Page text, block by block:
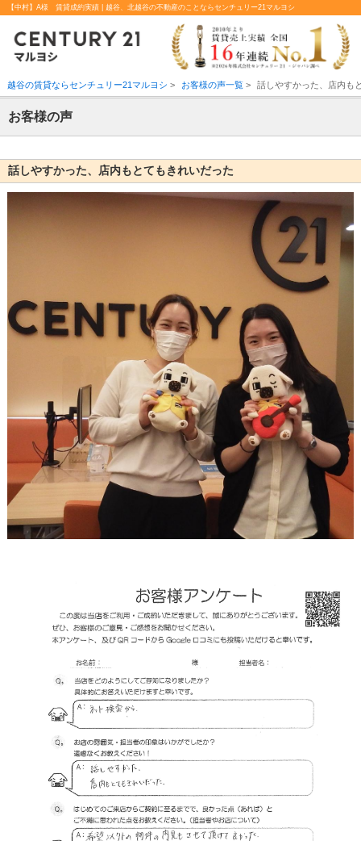
【中村】A様 賃貸成約実績 | 越谷、北越谷の不動産のことならセンチュリー21マルヨシ
越谷の賃貸ならセンチュリー21マルヨシ > お客様の声一覧> 話しやすかった、店内も
お客様の声
話しやすかった、店内もとてもきれいだった